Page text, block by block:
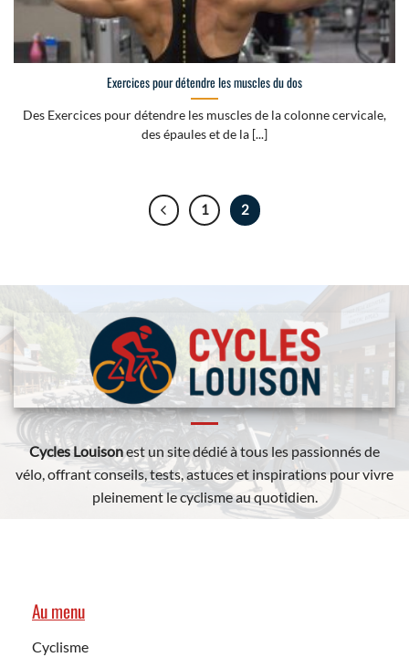
Exercices pour détendre les muscles du dos
Des Exercices pour détendre les muscles de la colonne cervicale,
des épaules et de la [...]
1 2
Cycles Louisonest un site dédié à tous les passionnés de
vélo, offrant conseils, tests, astuces et inspirations pour vivre
pleinement le cyclisme au quotidien.
Au menu
Cyclisme